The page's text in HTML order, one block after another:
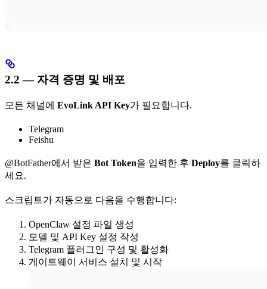
2.2 — 자격 증명 및 배포
모든 채널에 EvoLink API Key가 필요합니다.
Telegram
Feishu
@BotFather에서 받은 Bot Token을 입력한 후 Deploy를 클릭하
세요.
스크립트가 자동으로 다음을 수행합니다:
OpenClaw 설정 파일 생성
모델 및 API Key 설정 작성
Telegram 플러그인 구성 및 활성화
게이트웨이 서비스 설치 및 시작